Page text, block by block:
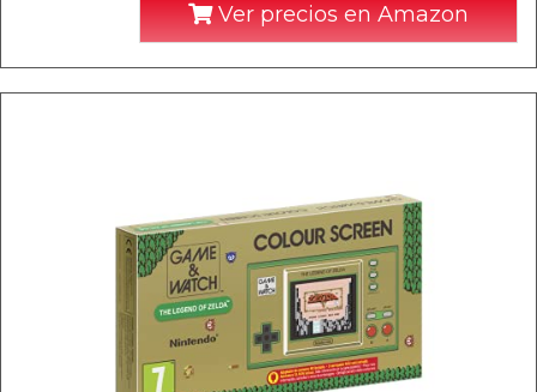
Ver precios en Amazon